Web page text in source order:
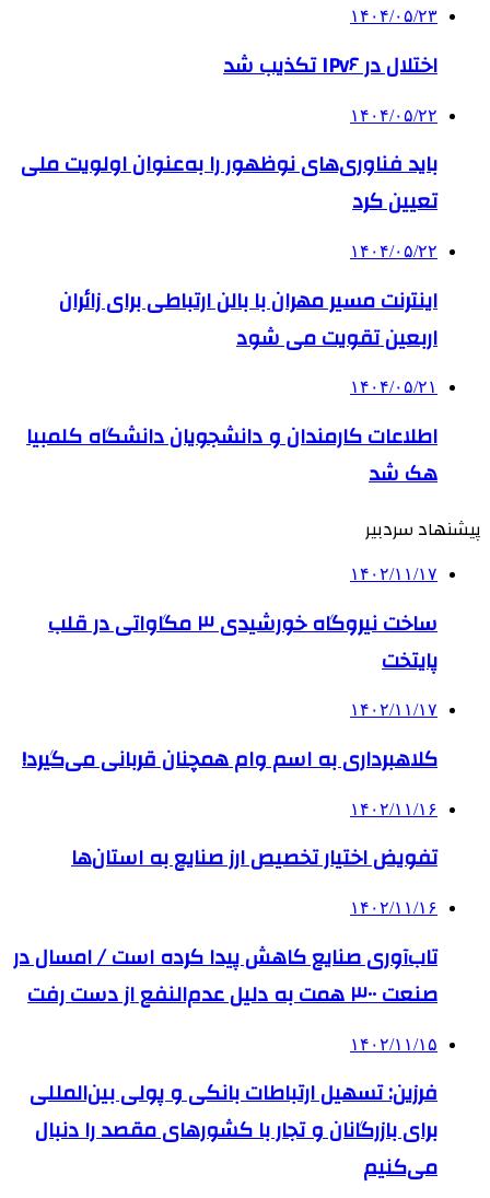
۱۴۰۴/۰۵/۲۳
اختلال در IPv۶ تکذیب شد
۱۴۰۴/۰۵/۲۲
باید فناوری‌های نوظهور را به‌عنوان اولویت ملی
تعیین کرد
۱۴۰۴/۰۵/۲۲
اینترنت مسیر مهران با بالن ارتباطی برای زائران
اربعین تقویت می شود
۱۴۰۴/۰۵/۲۱
اطلاعات کارمندان و دانشجویان دانشگاه کلمبیا
هک شد
پیشنهاد سردبیر
۱۴۰۲/۱۱/۱۷
ساخت نیروگاه خورشیدی ۳ مگاواتی در قلب
پایتخت
۱۴۰۲/۱۱/۱۷
کلاهبرداری به اسم وام‌ همچنان قربانی می‌گیرد!
۱۴۰۲/۱۱/۱۶
تفویض اختیار تخصیص ارز صنایع به استان‌ها
۱۴۰۲/۱۱/۱۶
تاب‌آوری صنایع کاهش پیدا کرده است / امسال در
صنعت ۳۰۰ همت به دلیل عدم‌النفع از دست رفت
۱۴۰۲/۱۱/۱۵
فرزین: تسهیل ارتباطات بانکی و پولی بین‌المللی
برای بازرگانان و تجار با کشورهای مقصد را دنبال
می‌کنیم